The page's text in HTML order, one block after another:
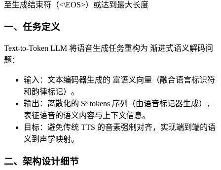
至生成结束符（<\EOS>）或达到最大长度
一、任务定义​​
Text-to-Token LLM 将语音生成任务重构为 ​​渐进式语义解码问
题​​：
​​输入​​：文本编码器生成的 ​​富语义向量​​（融合语言标识符
和韵律标记）。
​​输出​​：离散化的 ​​S³ tokens 序列​​（由语音标记器生成），
表征语音的语义内容与上下文信息。
​​目标​​：避免传统 TTS 的音素强制对齐，实现端到端的语
义到声学映射。
二、​​架构设计细节​​